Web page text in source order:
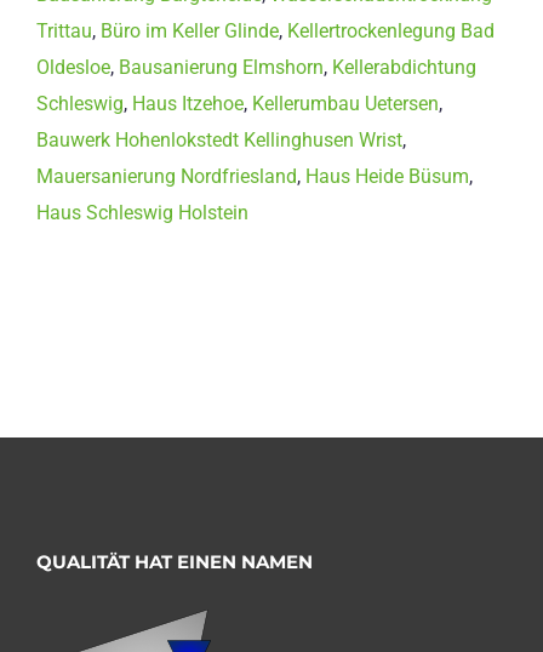
Trittau, Büro im Keller Glinde, Kellertrockenlegung Bad
Oldesloe, Bausanierung Elmshorn, Kellerabdichtung
Schleswig, Haus Itzehoe, Kellerumbau Uetersen,
Bauwerk Hohenlokstedt Kellinghusen Wrist,
Mauersanierung Nordfriesland, Haus Heide Büsum,
Haus Schleswig Holstein
QUALITÄT HAT EINEN NAMEN